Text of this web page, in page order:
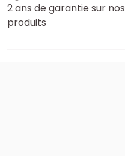
2 ans de garantie sur nos
produits